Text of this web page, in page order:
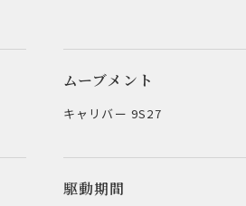
ムーブメント
キャリバー 9S27
駆動期間